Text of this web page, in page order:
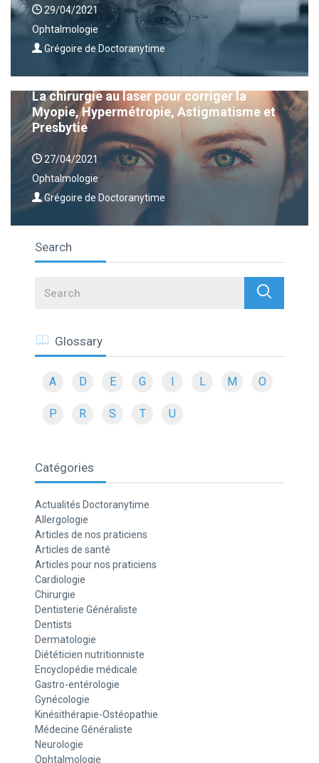
29/04/2021
Ophtalmologie
Grégoire de Doctoranytime
La chirurgie au laser pour corriger la
Myopie, Hypermétropie, Astigmatisme et
Presbytie
27/04/2021
Ophtalmologie
Grégoire de Doctoranytime
Search
Search
Glossary
A D E G L M O
P R S T U
Catégories
Actualités Doctoranytime
Allergologie
Articles de nos praticiens
Articles de santé
Articles pour nos praticiens
Cardiologie
Chirurgie
Dentisterie Généraliste
Dentists
Dermatologie
Diététicien nutritionniste
Encyclopédie médicale
Gastro-entérologie
Gynécologie
Kinésithérapie-Ostéopathie
Médecine Généraliste
Neurologie
Ophtalmologie